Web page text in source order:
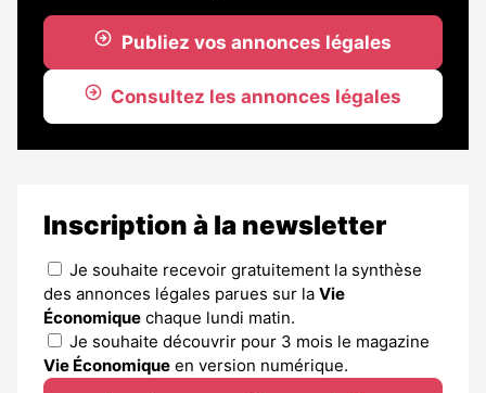
Publiez vos annonces légales
Consultez les annonces légales
Inscription à la newsletter
Je souhaite recevoir gratuitement la synthèse
des annonces légales parues sur la Vie
Économique chaque lundi matin.
Je souhaite découvrir pour 3 mois le magazine
Vie Économique en version numérique.